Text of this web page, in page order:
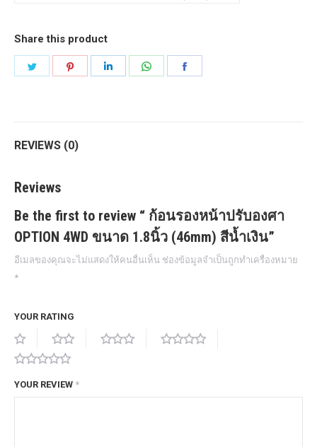
(46mm)
สีน้ำเงิน
quantity
Share this product
REVIEWS (0)
Reviews
Be the first to review “ ก้อนรองหน้าปรับองศา
OPTION 4WD ขนาด 1.8นิ้ว (46mm) สีน้ำเงิน”
อีเมลของคุณจะไม่แสดงให้คนอื่นเห็น ช่องข้อมูลจำเป็นถูกทำเครื่องหมาย
*
YOUR RATING
YOUR REVIEW *